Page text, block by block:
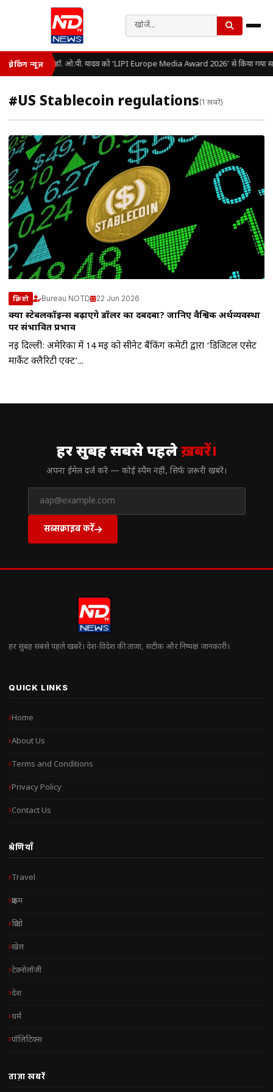
ब्रेकिंग न्यूज़ डॉ. ओ.पी. यादव को ‘LIPI Europe Media Award 2026’ से किया गया
#US Stablecoin regulations(1 खबरें)
क्रिप्टो Bureau NOTD 22 Jun 2026
क्या स्टेबलकॉइन्स बढ़ाएंगे डॉलर का दबदबा? जानिए वैश्विक अर्थव्यवस्था
पर संभावित प्रभाव
नई दिल्ली: अमेरिका में 14 मई को सीनेट बैंकिंग कमेटी द्वारा ‘डिजिटल एसेट
मार्केट क्लैरिटी एक्ट’...
हर सुबह सबसे पहलेख़बरें।
अपना ईमेल दर्ज करें — कोई स्पैम नहीं, सिर्फ ज़रूरी खबरें।
सब्सक्राइब करें
हर सुबह सबसे पहले खबरें। देश-विदेश की ताज़ा, सटीक और निष्पक्ष जानकारी।
QUICK LINKS
Home
About Us
Terms and Conditions
Privacy Policy
Contact Us
श्रेणियाँ
Travel
क्राइम
क्रिप्टो
खेल
टेक्नोलॉजी
देश
धर्म
पॉलिटिक्स
ताज़ा खबरें